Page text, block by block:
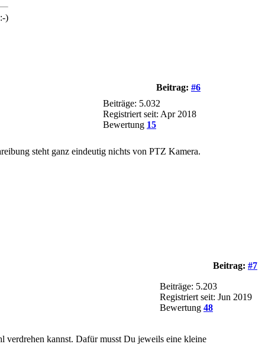
)
Beitrag: #6
Beiträge: 5.032
Registriert seit: Apr 2018
Bewertung 15
steht ganz eindeutig nichts von PTZ Kamera.
Beitrag: #7
Beiträge: 5.203
Registriert seit: Jun 2019
Bewertung 48
verdrehen kannst. Dafür musst Du jeweils eine kleine